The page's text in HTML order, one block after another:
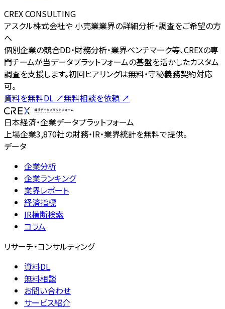
CREX CONSULTING
アスクル株式会社や 小売業業界の詳細分析・調査をご希望の方
へ
個別企業の競合DD・財務分析・業界ベンチマーク等、CREXの専
門チームが当データプラットフォームの基盤を活かしたカスタム
調査を支援します。初回ヒアリングは無料・守秘義務契約対応
可。
資料を無料DL ↗無料相談を依頼 ↗
日本経済・企業データプラットフォーム
上場企業3,870社の財務・IR・業界統計を無料で提供。
データ
企業分析
企業ランキング
業界レポート
経済指標
IR横断検索
コラム
リサーチ・コンサルティング
資料DL
無料相談
お問い合わせ
サービス紹介